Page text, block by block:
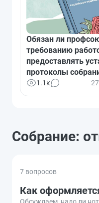
Обязан ли
требованию
предоставлять
протоколы
1.1к
Собрание:
7 вопросов
Как